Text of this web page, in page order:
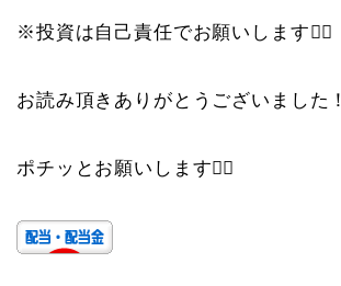
※投資は自己責任でお願いします🙇‍♀️
お読み頂きありがとうございました！
ポチッとお願いします🙇‍♀️